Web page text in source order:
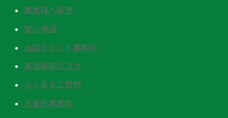
業者様へ販売
安心保証
出店テナント募集中
高価買取のコツ
よくあるご質問
大量在庫買取